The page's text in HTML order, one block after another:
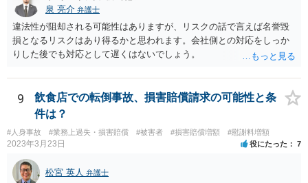
ることはあり得ます）。 また「労働者」であるといえる場合、研修
期間とはいえ業務として研修への参加が強制されているのであれば、
研修期間分の報酬も請求できる可能性があります。すなわち、業務と
の関連性が認められる研修について、それが使用者の明示・黙示の指
示に基づくもので、その参加が事実上強制されている場合には、労働
の関連性が薄くても労働時間性が認められる場合もあります。研修に
労働時間性が認められる場合、少なくとも最低賃金分で計算した額を
請求することなどが考えられます。 これらのことは一般論であり、
本件にどうあてはまるのかは具体的な事情を詳しく聞かないと判断で
きないことですので、一度弁護士に相談されてもよいかと思います。
泉 亮介 弁護士
違法性が阻却される可能性はありますが、リスクの話で言えば名誉毀
損となるリスクはあり得るかと思われます。会社側との対応をしっか
りした後でも対応として遅くはないでしょう。
9
飲食店での転倒事故、損害賠償請求の可能性と条
件は？
#人身事故 #業務上過失・損害賠償 #被害者 #損害賠償増額 #慰謝料増額
2023年3月23日 役にたった 7
松宮 英人 弁護士